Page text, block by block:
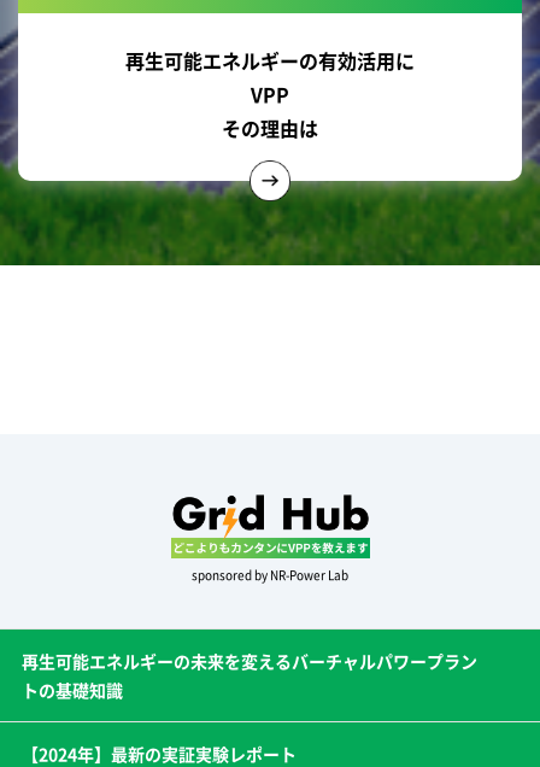
再生可能エネルギーの有効活用に
VPP
その理由は
sponsored by NR-Power Lab
再生可能エネルギーの未来を変えるバーチャルパワープラン
トの基礎知識
【2024年】最新の実証実験レポート